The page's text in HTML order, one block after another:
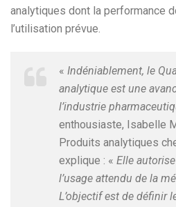
analytiques dont la performance
l’utilisation prévue.
« Indéniablement, le
analytique est une
l’industrie
enthousiaste, Isabelle
Produits analytiques
explique : « Elle
l’usage attendu de la
L’objectif est de définir